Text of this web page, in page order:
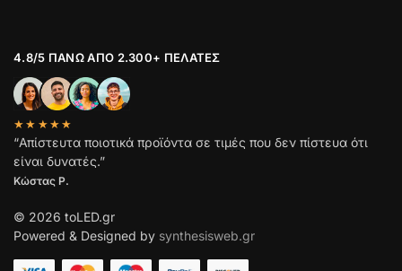
4.8/5 ΠΆΝΩ ΑΠΌ 2.300+ ΠΕΛΆΤΕΣ
★★★★★
“Απίστευτα ποιοτικά προϊόντα σε τιμές που δεν πίστευα ότι
είναι δυνατές.”
Κώστας Ρ.
© 2026 toLED.gr
Powered & Designed by synthesisweb.gr